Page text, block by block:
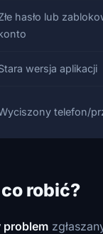
hasło lub
wersja aplikacji
telefon/
robić?
problem